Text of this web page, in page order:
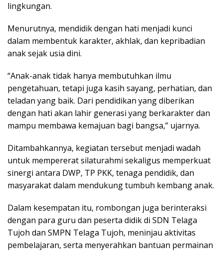
lingkungan.
Menurutnya, mendidik dengan hati menjadi kunci
dalam membentuk karakter, akhlak, dan kepribadian
anak sejak usia dini.
“Anak-anak tidak hanya membutuhkan ilmu
pengetahuan, tetapi juga kasih sayang, perhatian, dan
teladan yang baik. Dari pendidikan yang diberikan
dengan hati akan lahir generasi yang berkarakter dan
mampu membawa kemajuan bagi bangsa,” ujarnya.
Ditambahkannya, kegiatan tersebut menjadi wadah
untuk mempererat silaturahmi sekaligus memperkuat
sinergi antara DWP, TP PKK, tenaga pendidik, dan
masyarakat dalam mendukung tumbuh kembang anak.
Dalam kesempatan itu, rombongan juga berinteraksi
dengan para guru dan peserta didik di SDN Telaga
Tujoh dan SMPN Telaga Tujoh, meninjau aktivitas
pembelajaran, serta menyerahkan bantuan permainan